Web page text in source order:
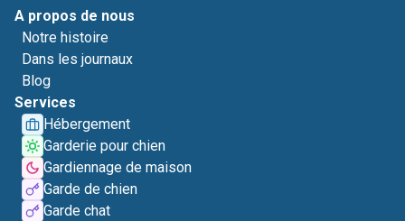
A propos de nous
Notre histoire
Dans les journaux
Blog
Services
Hébergement
Garderie pour chien
Gardiennage de maison
Garde de chien
Garde chat